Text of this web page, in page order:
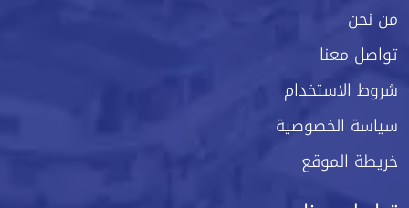
من نحن
تواصل معنا
شروط الاستخدام
سياسة الخصوصية
خريطة الموقع